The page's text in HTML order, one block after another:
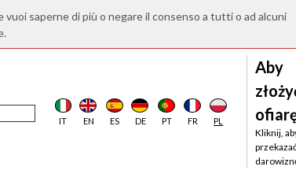
saperne di più o negare il consenso a tutti o ad alcuni
IT EN ES DE PT FR PL
Aby
Kliknij,